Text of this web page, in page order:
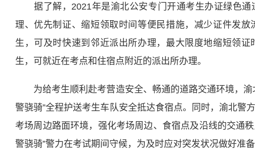
据了解，2021年是渝北公安专门开通考生办证绿色通
理、优先制证、缩短领取时间等便民措施，减少证件发
生，可及时快速到邻近派出所办理，最大限度地缩短领
生，可就近在考点和住宿点附近的派出所办理。
为给考生顺利赴考营造安全、畅通的道路交通环境，渝
警骁骑”全程护送考生车队安全抵达食宿点。同时，渝北警
考场周边路面环境，强化考场周边、食宿点及沿线的交通
警骁骑”警力在考试期间守候，为及时应对突发状况做好准备